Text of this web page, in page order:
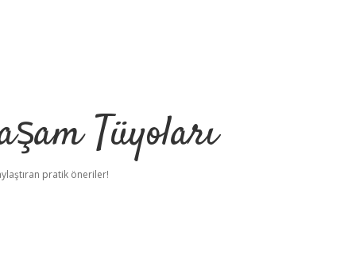
Tüyoları
pratik öneriler!